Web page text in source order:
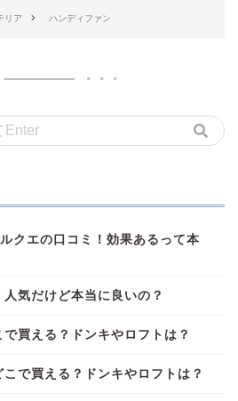
リア ハンディファン
クエの口コミ！効果あるって本
気だけど本当に良いの？
買える？ドンキやロフトは？
で買える？ドンキやロフトは？